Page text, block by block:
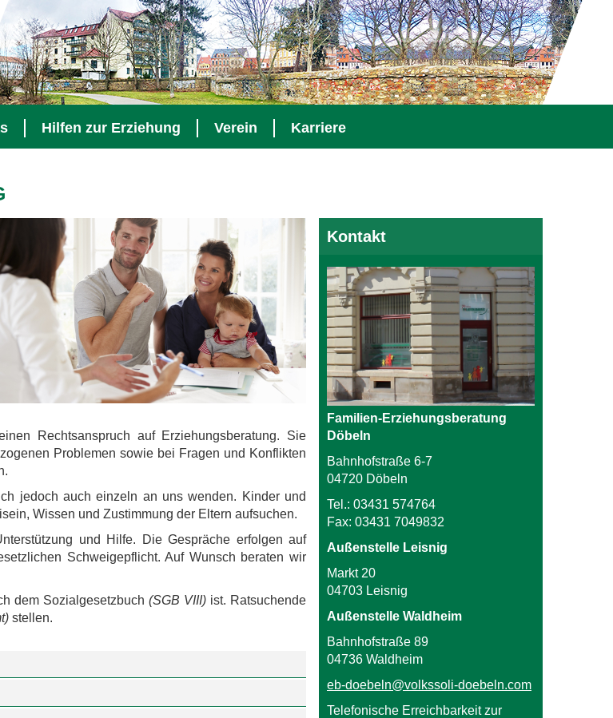
Hilfen zur Erziehung Verein Karriere
Rechtsanspruch auf Erziehungsberatung. Sie
Problemen sowie bei Fragen und Konflikten
jedoch auch einzeln an uns wenden. Kinder und
Wissen und Zustimmung der Eltern aufsuchen.
und Hilfe. Die Gespräche erfolgen auf
Schweigepflicht. Auf Wunsch beraten wir
dem Sozialgesetzbuch (SGB VIII)ist. Ratsuchende
stellen.
Kontakt
Familien-Erziehungsberatung
Döbeln
Bahnhofstraße 6-7
04720 Döbeln
Tel.: 03431 574764
Fax: 03431 7049832
Außenstelle Leisnig
Markt 20
04703 Leisnig
Außenstelle Waldheim
Bahnhofstraße 89
04736 Waldheim
eb-doebeln@volkssoli-doebeln.com
Telefonische Erreichbarkeit zur